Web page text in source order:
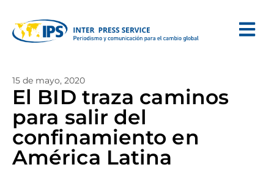
15 de mayo, 2020
El BID traza caminos
para salir del
confinamiento en
América Latina